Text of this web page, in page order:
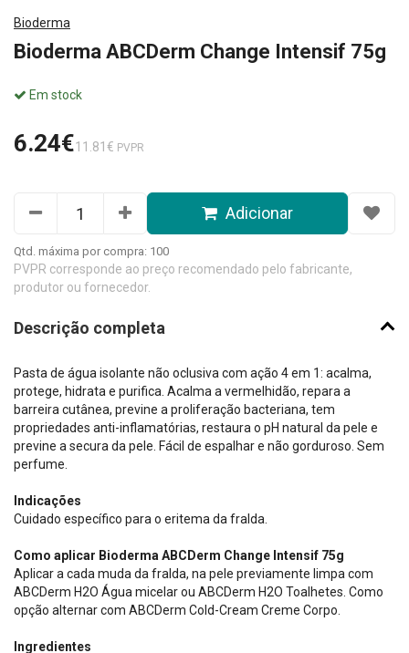
Bioderma
Bioderma ABCDerm Change Intensif 75g
Em stock
6.24€11.81€ PVPR
Adicionar
Qtd. máxima por compra: 100
PVPR corresponde ao preço recomendado pelo fabricante,
produtor ou fornecedor.
Descrição completa
Pasta de água isolante não oclusiva com ação 4 em 1: acalma,
protege, hidrata e purifica. Acalma a vermelhidão, repara a
barreira cutânea, previne a proliferação bacteriana, tem
propriedades anti-inflamatórias, restaura o pH natural da pele e
previne a secura da pele. Fácil de espalhar e não gorduroso. Sem
perfume.
Indicações
Cuidado específico para o eritema da fralda.
Como aplicar Bioderma ABCDerm Change Intensif 75g
Aplicar a cada muda da fralda, na pele previamente limpa com
ABCDerm H2O Água micelar ou ABCDerm H2O Toalhetes. Como
opção alternar com ABCDerm Cold-Cream Creme Corpo.
Ingredientes